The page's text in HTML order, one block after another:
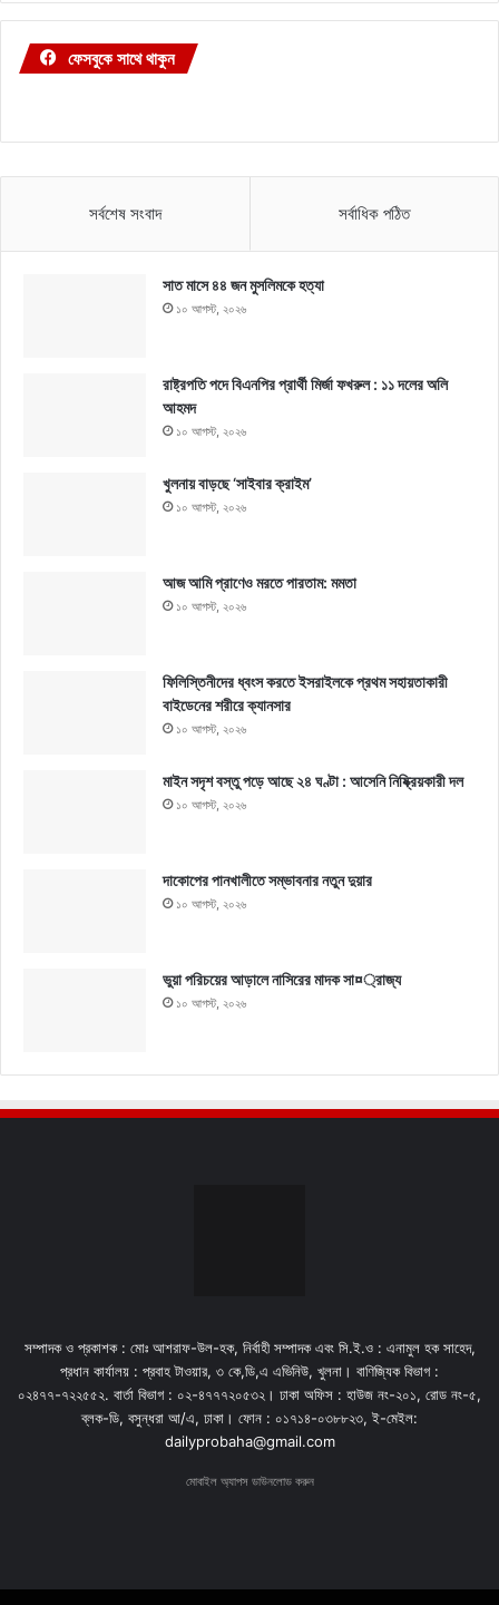
ফেসবুকে সাথে থাকুন
সর্বশেষ সংবাদ সর্বাধিক পঠিত
সাত মাসে ৪৪ জন মুসলিমকে হত্যা
১০ আগস্ট, ২০২৬
রাষ্ট্রপতি পদে বিএনপির প্রার্থী মির্জা ফখরুল : ১১ দলের অলি
আহমদ
১০ আগস্ট, ২০২৬
খুলনায় বাড়ছে ‘সাইবার ক্রাইম’
১০ আগস্ট, ২০২৬
আজ আমি প্রাণেও মরতে পারতাম: মমতা
১০ আগস্ট, ২০২৬
ফিলিস্তিনীদের ধ্বংস করতে ইসরাইলকে প্রথম সহায়তাকারী
বাইডেনের শরীরে ক্যানসার
১০ আগস্ট, ২০২৬
মাইন সদৃশ বস্তু পড়ে আছে ২৪ ঘণ্টা : আসেনি নিষ্ক্রিয়কারী দল
১০ আগস্ট, ২০২৬
দাকোপের পানখালীতে সম্ভাবনার নতুন দুয়ার
১০ আগস্ট, ২০২৬
ভুয়া পরিচয়ের আড়ালে নাসিরের মাদক সা¤্রাজ্য
১০ আগস্ট, ২০২৬
সম্পাদক ও প্রকাশক : মোঃ আশরাফ-উল-হক, নির্বাহী সম্পাদক এবং সি.ই.ও : এনামুল হক সাহেদ,
প্রধান কার্যালয় : প্রবাহ টাওয়ার, ৩ কে,ডি,এ এভিনিউ, খুলনা। বাণিজ্যিক বিভাগ :
০২৪৭৭-৭২২৫৫২. বার্তা বিভাগ : ০২-৪৭৭৭২০৫৩২। ঢাকা অফিস : হাউজ নং-২০১, রোড নং-৫,
ব্লক-ডি, বসুন্ধরা আ/এ, ঢাকা। ফোন : ০১৭১৪-০৩৮৮২৩, ই-মেইল:
dailyprobaha@gmail.com
মোবাইল অ্যাপস ডাউনলোড করুন